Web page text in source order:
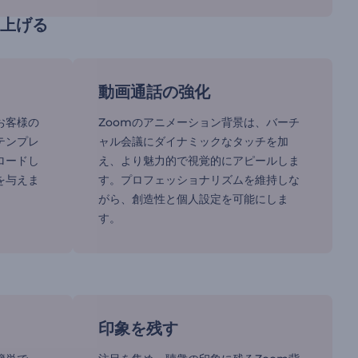
げる
客様の
ンプレ
ードし
与えま
動画通話の強化
Zoomのアニメーション背景は、バーチ
ャル会議にダイナミックなタッチを加
え、より魅力的で視覚的にアピールしま
す。プロフェッショナリズムを維持しな
がら、創造性と個人設定を可能にしま
す。
印象を残す